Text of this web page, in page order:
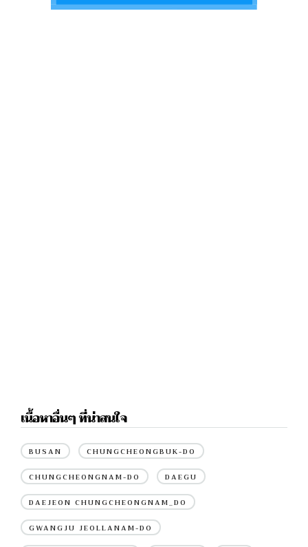
เนื้อหาอื่นๆ ที่น่าสนใจ
BUSAN CHUNGCHEONGBUK-DO
CHUNGCHEONGNAM-DO DAEGU
DAEJEON CHUNGCHEONGNAM_DO
GWANGJU JEOLLANAM-DO